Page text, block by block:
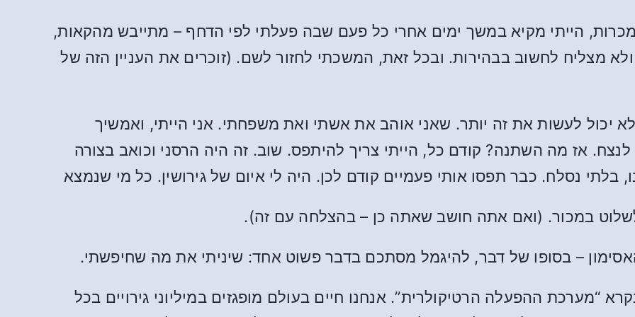
הייתי מקיא במשך ימים אחרי כל פעם שבה פעלתי לפי הדחף – מתייבש מהקאות,
מצליח לחשוב בבהירות. ובכל זאת, המשכתי לחזור לשם. (זוכרים את העניין הזה של
יכול לעשות את זה יותר. שאני אוהב את אשתי ואת משפחתי. אני הייתי, ואמשיך
לנצח. אז מה השתנה? קודם כל, הייתי צריך להיתפס. שוב. זה היה הרסני וכואב בצורה
בלתי נסלח. כבר תפסו אותי פעמיים קודם לכן. היה לי איום של גירושין. כל מי שנמצא
– בסופו של דבר, להיגמל מסתכם בדבר פשוט אחד: שיניתי את מה שחיפשתי.
“מערכת ההפעלה הרטיקולרית”. אנחנו חיים בעולם מופגזים במיליוני גירויים בכל